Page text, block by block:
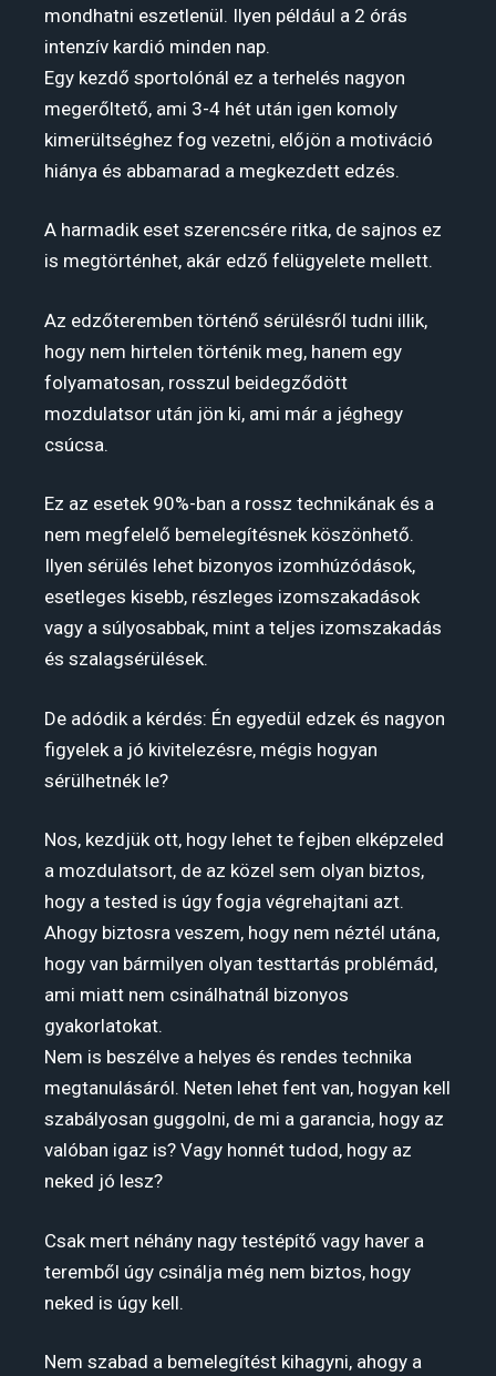
mondhatni eszetlenül. Ilyen például a 2 órás
intenzív kardió minden nap.
Egy kezdő sportolónál ez a terhelés nagyon
megerőltető, ami 3-4 hét után igen komoly
kimerültséghez fog vezetni, előjön a motiváció
hiánya és abbamarad a megkezdett edzés.
A harmadik eset szerencsére ritka, de sajnos ez
is megtörténhet, akár edző felügyelete mellett.
Az edzőteremben történő sérülésről tudni illik,
hogy nem hirtelen történik meg, hanem egy
folyamatosan, rosszul beidegződött
mozdulatsor után jön ki, ami már a jéghegy
csúcsa.
Ez az esetek 90%-ban a rossz technikának és a
nem megfelelő bemelegítésnek köszönhető.
Ilyen sérülés lehet bizonyos izomhúzódások,
esetleges kisebb, részleges izomszakadások
vagy a súlyosabbak, mint a teljes izomszakadás
és szalagsérülések.
De adódik a kérdés: Én egyedül edzek és nagyon
figyelek a jó kivitelezésre, mégis hogyan
sérülhetnék le?
Nos, kezdjük ott, hogy lehet te fejben elképzeled
a mozdulatsort, de az közel sem olyan biztos,
hogy a tested is úgy fogja végrehajtani azt.
Ahogy biztosra veszem, hogy nem néztél utána,
hogy van bármilyen olyan testtartás problémád,
ami miatt nem csinálhatnál bizonyos
gyakorlatokat.
Nem is beszélve a helyes és rendes technika
megtanulásáról. Neten lehet fent van, hogyan kell
szabályosan guggolni, de mi a garancia, hogy az
valóban igaz is? Vagy honnét tudod, hogy az
neked jó lesz?
Csak mert néhány nagy testépítő vagy haver a
teremből úgy csinálja még nem biztos, hogy
neked is úgy kell.
Nem szabad a bemelegítést kihagyni, ahogy a